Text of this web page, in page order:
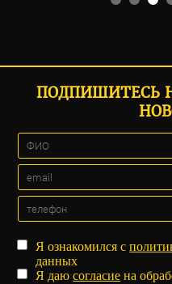
ПОДПИШИТЕСЬ
Я ознакомился с
данных
Я даюсогласие на